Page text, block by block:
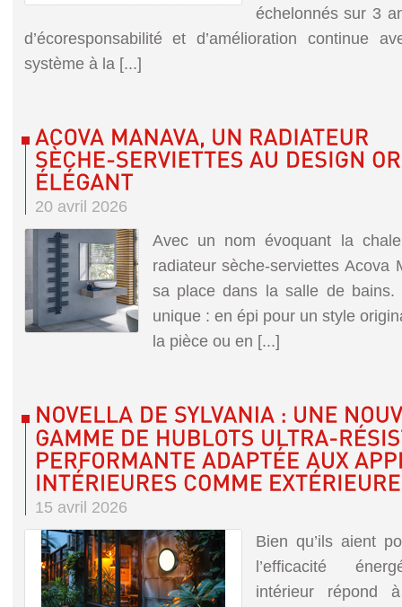
échelonnés sur 3
d’écoresponsabilité et d’amélioration continue
système à la [...]
20 avril 2026
Avec un nom évoquant la
radiateur sèche-serviettes Acova
sa place dans la salle de bains.
unique : en épi pour un style
la pièce ou en [...]
15 avril 2026
Bien qu’ils aient
l’efficacité
intérieur répond